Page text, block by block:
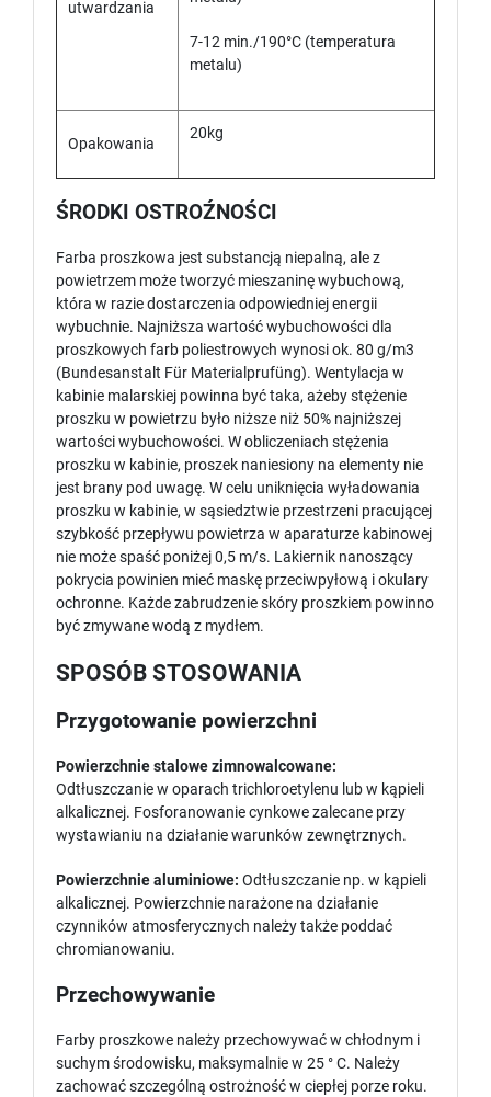
utwardzania
7-12 min./190°C (temperatura
metalu)
Opakowania
20kg
ŚRODKI OSTROŹNOŚCI
Farba proszkowa jest substancją niepalną, ale z
powietrzem może tworzyć mieszaninę wybuchową,
która w razie dostarczenia odpowiedniej energii
wybuchnie. Najniższa wartość wybuchowości dla
proszkowych farb poliestrowych wynosi ok. 80 g/m3
(Bundesanstalt Für Materialprufüng). Wentylacja w
kabinie malarskiej powinna być taka, ażeby stężenie
proszku w powietrzu było niższe niż 50% najniższej
wartości wybuchowości. W obliczeniach stężenia
proszku w kabinie, proszek naniesiony na elementy nie
jest brany pod uwagę. W celu uniknięcia wyładowania
proszku w kabinie, w sąsiedztwie przestrzeni pracującej
szybkość przepływu powietrza w aparaturze kabinowej
nie może spaść poniżej 0,5 m/s. Lakiernik nanoszący
pokrycia powinien mieć maskę przeciwpyłową i okulary
ochronne. Każde zabrudzenie skóry proszkiem powinno
być zmywane wodą z mydłem.
SPOSÓB STOSOWANIA
Przygotowanie powierzchni
Powierzchnie stalowe zimnowalcowane:
Odtłuszczanie w oparach trichloroetylenu lub w kąpieli
alkalicznej. Fosforanowanie cynkowe zalecane przy
wystawianiu na działanie warunków zewnętrznych.
Powierzchnie aluminiowe: Odtłuszczanie np. w kąpieli
alkalicznej. Powierzchnie narażone na działanie
czynników atmosferycznych należy także poddać
chromianowaniu.
Przechowywanie
Farby proszkowe należy przechowywać w chłodnym i
suchym środowisku, maksymalnie w 25 ° C. Należy
zachować szczególną ostrożność w ciepłej porze roku.